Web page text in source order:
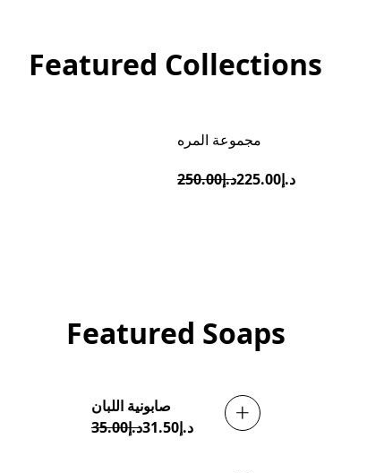
Featured Collections
مجموعة المره
د.إ250.00
د.إ225.00
Featured Soaps
تخفيضات
صابونية اللبان
د.إ35.00
د.إ31.50